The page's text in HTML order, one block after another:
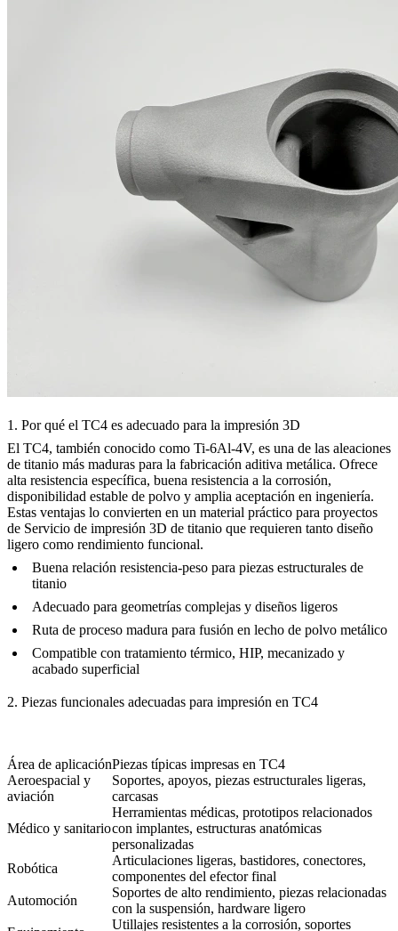
1. Por qué el TC4 es adecuado para la impresión 3D
El TC4, también conocido como Ti-6Al-4V, es una de las aleaciones
de titanio más maduras para la fabricación aditiva metálica. Ofrece
alta resistencia específica, buena resistencia a la corrosión,
disponibilidad estable de polvo y amplia aceptación en ingeniería.
Estas ventajas lo convierten en un material práctico para proyectos
de Servicio de impresión 3D de titanio que requieren tanto diseño
ligero como rendimiento funcional.
Buena relación resistencia-peso para piezas estructurales de
titanio
Adecuado para geometrías complejas y diseños ligeros
Ruta de proceso madura para fusión en lecho de polvo metálico
Compatible con tratamiento térmico, HIP, mecanizado y
acabado superficial
2. Piezas funcionales adecuadas para impresión en TC4
Área de aplicaciónPiezas típicas impresas en TC4
Aeroespacial y
aviación
Soportes, apoyos, piezas estructurales ligeras,
carcasas
Médico y sanitario
Herramientas médicas, prototipos relacionados
con implantes, estructuras anatómicas
personalizadas
Robótica
Articulaciones ligeras, bastidores, conectores,
componentes del efector final
Automoción
Soportes de alto rendimiento, piezas relacionadas
con la suspensión, hardware ligero
Utillajes resistentes a la corrosión, soportes